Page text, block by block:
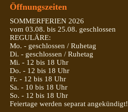
Öffnungszeiten
SOMMERFERIEN 2026
vom 03.08. bis 25.08. geschlossen
REGULÄRE:
Mo. - geschlossen / Ruhetag
Di. - geschlossen / Ruhetag
Mi. - 12 bis 18 Uhr
Do. - 12 bis 18 Uhr
Fr. - 12 bis 18 Uhr
Sa. - 10 bis 18 Uhr
So. - 12 bis 18 Uhr
Feiertage werden separat angekündigt!